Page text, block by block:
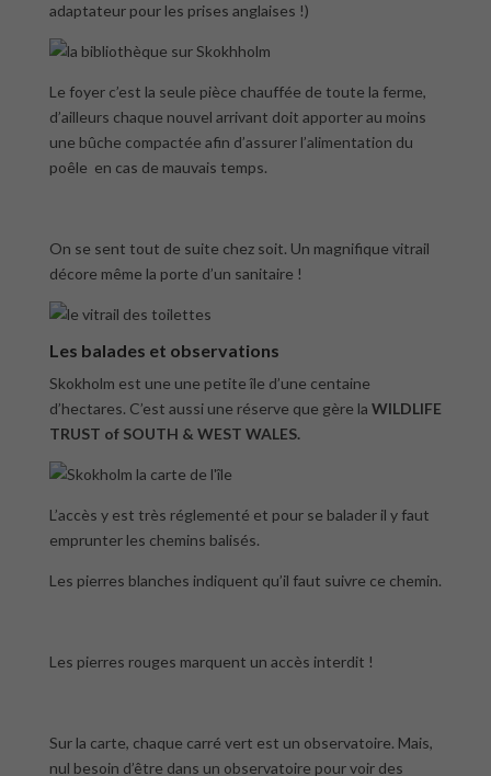
adaptateur pour les prises anglaises !)
Le foyer c’est la seule pièce chauffée de toute la ferme,
d’ailleurs chaque nouvel arrivant doit apporter au moins
une bûche compactée afin d’assurer l’alimentation du
poêle en cas de mauvais temps.
On se sent tout de suite chez soit. Un magnifique vitrail
décore même la porte d’un sanitaire !
Les balades et observations
Skokholm est une une petite île d’une centaine
d’hectares. C’est aussi une réserve que gère la WILDLIFE
TRUST of SOUTH & WEST WALES.
L’accès y est très réglementé et pour se balader il y faut
emprunter les chemins balisés.
Les pierres blanches indiquent qu’il faut suivre ce chemin.
Les pierres rouges marquent un accès interdit !
Sur la carte, chaque carré vert est un observatoire. Mais,
nul besoin d’être dans un observatoire pour voir des